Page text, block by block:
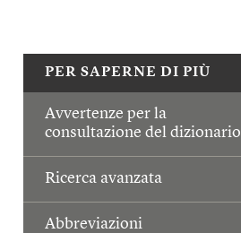
PER SAPERNE DI PIÙ
Avvertenze per la
consultazione del dizionario
Ricerca avanzata
Abbreviazioni